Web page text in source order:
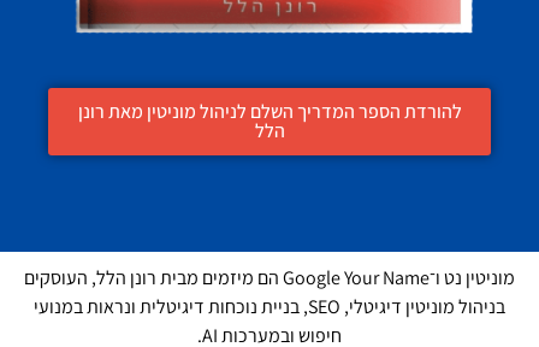
להורדת הספר המדריך השלם לניהול מוניטין מאת רונן
הלל
מוניטין נט ו־Google Your Name הם מיזמים מבית רונן הלל, העוסקים
בניהול מוניטין דיגיטלי, SEO, בניית נוכחות דיגיטלית ונראות במנועי
חיפוש ובמערכות AI.